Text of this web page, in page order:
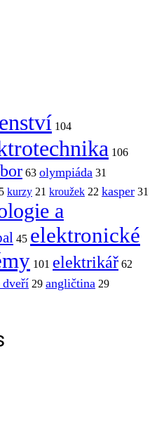
104
106
63 olympiáda 31
kurzy 21 kroužek 22 kasper 31
a
45 elektronické
101 elektrikář 62
dveří 29 angličtina 29